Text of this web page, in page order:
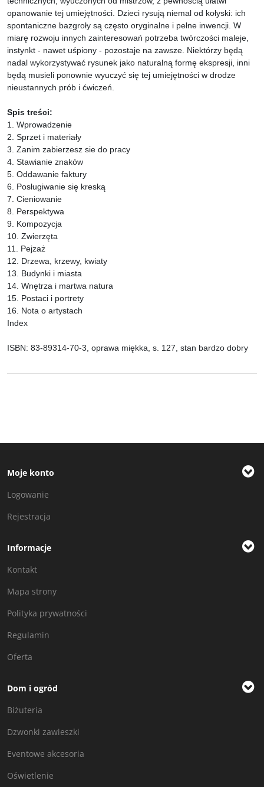
opanowanie tej umiejętności. Dzieci rysują niemal od kołyski: ich
spontaniczne bazgroły są często oryginalne i pełne inwencji. W
miarę rozwoju innych zainteresowań potrzeba twórczości maleje,
instynkt - nawet uśpiony - pozostaje na zawsze. Niektórzy będą
nadal wykorzystywać rysunek jako naturalną formę ekspresji, inni
będą musieli ponownie wyuczyć się tej umiejętności w drodze
nieustannych prób i ćwiczeń.
Spis treści:
1. Wprowadzenie
2. Sprzet i materiały
3. Zanim zabierzesz sie do pracy
4. Stawianie znaków
5. Oddawanie faktury
6. Posługiwanie się kreską
7. Cieniowanie
8. Perspektywa
9. Kompozycja
10. Zwierzęta
11. Pejzaż
12. Drzewa, krzewy, kwiaty
13. Budynki i miasta
14. Wnętrza i martwa natura
15. Postaci i portrety
16. Nota o artystach
Index
ISBN: 83-89314-70-3, oprawa miękka, s. 127, stan bardzo dobry
Moje konto
Logowanie
Rejestracja
Informacje
Kontakt
Mapa strony
Polityka prywatności
Regulamin
Oferta
Dom i ogród
Biżuteria
Dzwonki zawieszki
Eventowe akcesoria
Oświetlenie